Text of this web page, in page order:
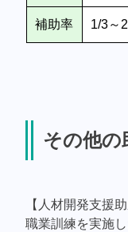
補助率 1/3～
その他の
【人材開発支援助
職業訓練を実施